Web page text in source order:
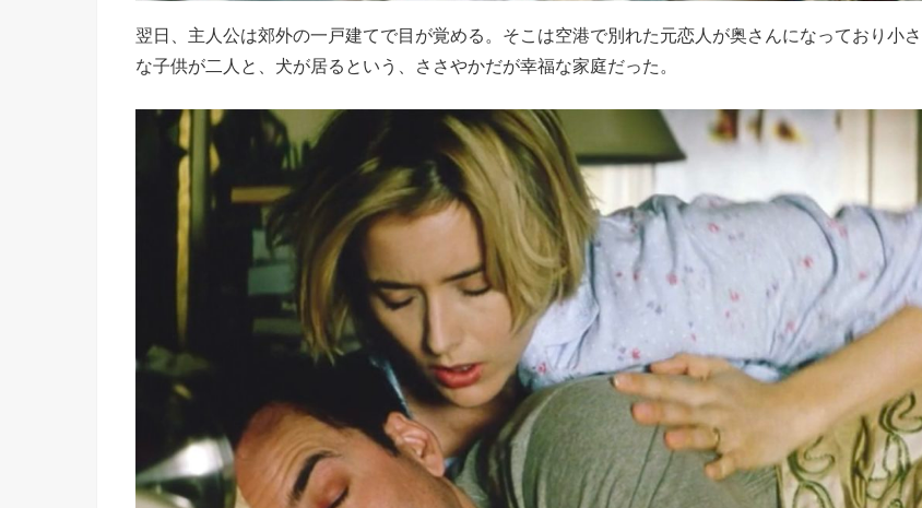
翌日、主人公は郊外の一戸建てで目が覚める。そこは空港で別れた元恋人が奥さんになっており小さ
な子供が二人と、犬が居るという、ささやかだが幸福な家庭だった。